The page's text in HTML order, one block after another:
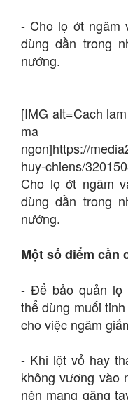
- Cho lọ ớt ngâm
dùng dần trong
nướng.
[IMG alt=Cach
ma
ngon]https://
huy-chiens/
Cho lọ ớt ngâm
dùng dần trong
nướng.
Một số điểm cần
- Để bảo quản lọ
thể dùng muối
cho việc ngâm
- Khi lột vỏ hay
không vương vào
nên mang găng